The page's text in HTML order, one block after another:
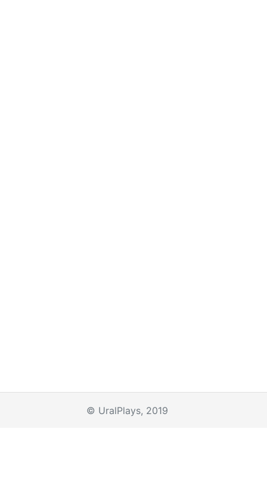
© UralPlays, 2019